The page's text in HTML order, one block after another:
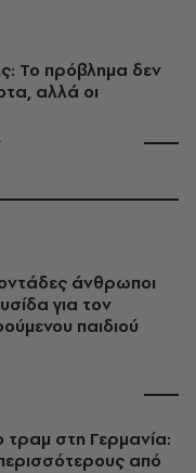
Το πρόβλημα δεν
αλλά οι
άνθρωποι
για τον
παιδιού
στη Γερμανία:
από